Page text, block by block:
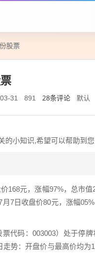
股票
31 891 28条评论 默认
的小知识,希望可以帮助到
168元，涨幅97%，总市
7日收盘价80元，涨幅
代码：003003）处于停
走势：开盘价与最高价均